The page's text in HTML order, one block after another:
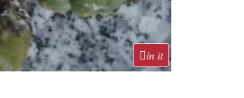
in it